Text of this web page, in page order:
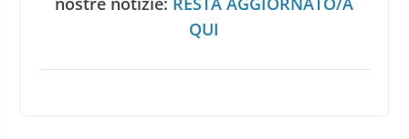
QUI